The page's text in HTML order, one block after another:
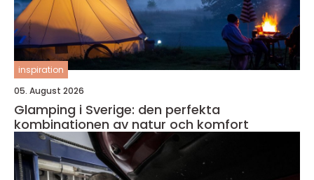
inspiration
05. August 2026
Glamping i Sverige: den perfekta
kombinationen av natur och komfort